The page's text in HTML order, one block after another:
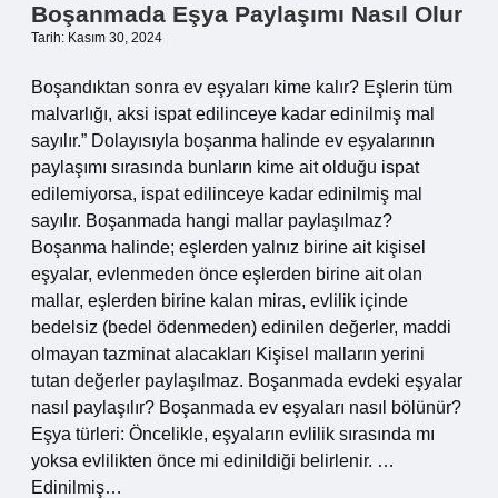
Boşanmada Eşya Paylaşımı Nasıl Olur
Tarih: Kasım 30, 2024
Boşandıktan sonra ev eşyaları kime kalır? Eşlerin tüm
malvarlığı, aksi ispat edilinceye kadar edinilmiş mal
sayılır.” Dolayısıyla boşanma halinde ev eşyalarının
paylaşımı sırasında bunların kime ait olduğu ispat
edilemiyorsa, ispat edilinceye kadar edinilmiş mal
sayılır. Boşanmada hangi mallar paylaşılmaz?
Boşanma halinde; eşlerden yalnız birine ait kişisel
eşyalar, evlenmeden önce eşlerden birine ait olan
mallar, eşlerden birine kalan miras, evlilik içinde
bedelsiz (bedel ödenmeden) edinilen değerler, maddi
olmayan tazminat alacakları Kişisel malların yerini
tutan değerler paylaşılmaz. Boşanmada evdeki eşyalar
nasıl paylaşılır? Boşanmada ev eşyaları nasıl bölünür?
Eşya türleri: Öncelikle, eşyaların evlilik sırasında mı
yoksa evlilikten önce mi edinildiği belirlenir. …
Edinilmiş…